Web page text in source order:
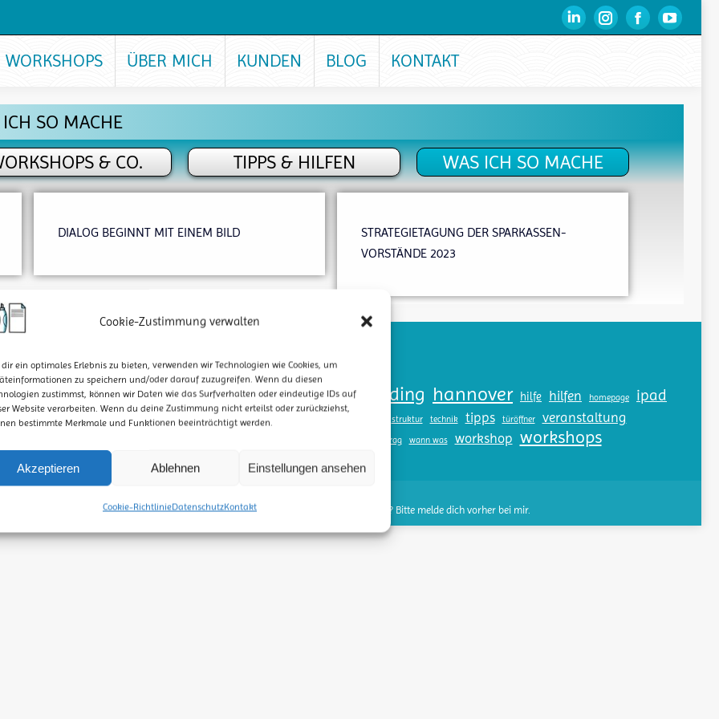
Cookie-Zustimmung verwalten
dir ein optimales Erlebnis zu bieten, verwenden wir Technologien wie Cookies, um
zu speichern und/oder darauf zuzugreifen. Wenn du diesen
zustimmst, können wir Daten wie das Surfverhalten oder eindeutige IDs auf
Website verarbeiten. Wenn du deine Zustimmung nicht erteilst oder zurückziehst,
bestimmte Merkmale und Funktionen beeinträchtigt werden.
Akzeptieren Ablehnen Einstellungen ansehen
Cookie-RichtlinieDatenschutzKontakt
WORKSHOPS ÜBER MICH KUNDEN BLOG KONTAKT
SO MACHE
& CO. TIPPS & HILFEN WAS ICH SO MACHE
DIALOG BEGINNT MIT EINEM BILD
STRATEGIETAGUNG DER SPARKASSEN-
VORSTÄNDE 2023
RUND UM VISUALISIERUNG
event flipchart fortbildung führungskräfte gespräche graphic-recording hannover hilfe hilfen homepage ipad
präsentation präsentieren schulung sketchnotes struktur technik tipps türöffner veranstaltung
vortrag wann was workshop workshops
sonstigen Inhalte sind urheberrechtlich geschützt. Möchtest du etwas davon verwenden? Bitte melde dich vorher bei mir.